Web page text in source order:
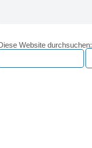
Website durchsuchen: